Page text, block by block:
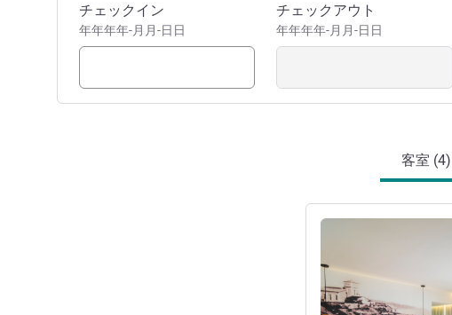
このホテルを予約
チェックイン
年年年年-月月-日日
チェックアウト
年年年年-月月-日日
客室 (4)
詳細を表示